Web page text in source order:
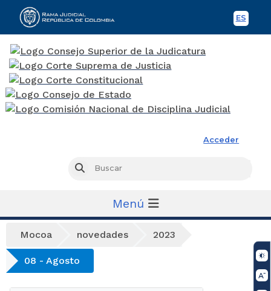
ES
Acceder
Buscar
Menú
Mocoa novedades 2023
08 - Agosto